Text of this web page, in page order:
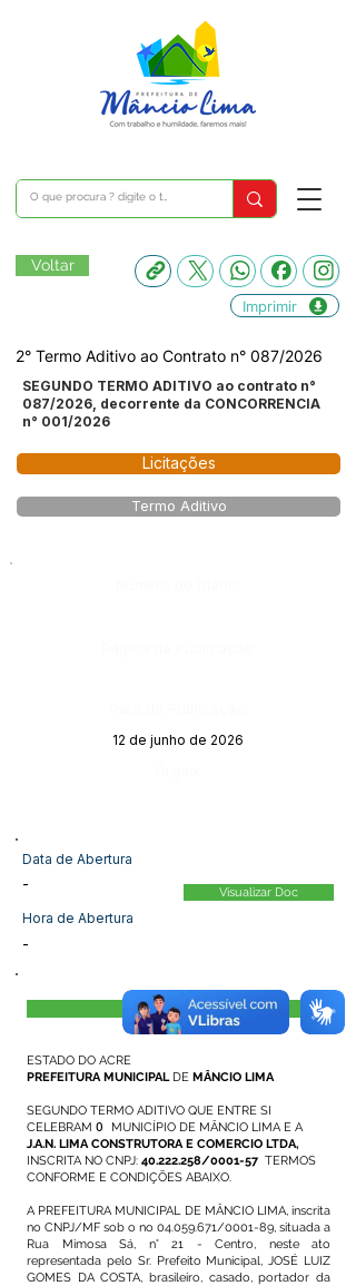
Voltar
Imprimir
2° Termo Aditivo ao Contrato n° 087/2026
SEGUNDO TERMO ADITIVO ao contrato n°
087/2026, decorrente da CONCORRENCIA
n° 001/2026
Licitações
Termo Aditivo
12 de junho de 2026
Data de Abertura
-
Hora de Abertura
-
Visualizar Doc
Visualizar
ESTADO DO ACRE
PREFEITURA MUNICIPAL DE MÂNCIO LIMA
SEGUNDO TERMO ADITIVO QUE ENTRE SI
CELEBRAM O MUNICÍPIO DE MÂNCIO LIMA E A
J.A.N. LIMA CONSTRUTORA E COMERCIO LTDA,
INSCRITA NO CNPJ: 40.222.258/0001-57 TERMOS
CONFORME E CONDIÇÕES ABAIXO.
A PREFEITURA MUNICIPAL DE MÂNCIO LIMA, inscrita
no CNPJ/MF sob o no 04.059.671/0001-89, situada a
Rua Mimosa Sá, n° 21 - Centro, neste ato
representada pelo Sr. Prefeito Municipal, JOSÉ LUIZ
GOMES DA COSTA, brasileiro, casado, portador da